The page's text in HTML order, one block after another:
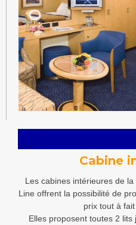
Cabine
Les cabines intérieures de
Line offrent la possibilité de
prix tout à
Elles proposent toutes 2